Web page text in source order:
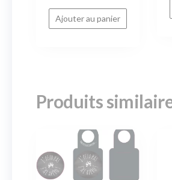
Ajouter au panier
Produits